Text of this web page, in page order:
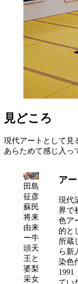
見どころ
現代アートとして見
あらためて感じ入っ
田島
征彦
蘇民
将来
由来
ー牛
頭天
王と
婆梨
采女
ア
現代
界で
色ア
的と
所蔵
ら新
染色
1991